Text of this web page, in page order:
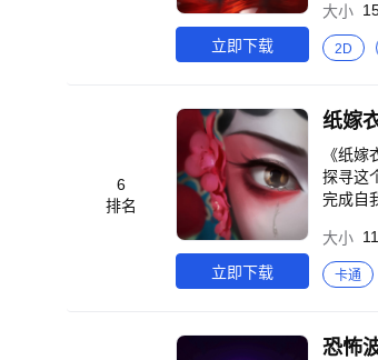
立即下载
还原老
大小
2D
6
排名
立即下载
纸嫁
《纸
探寻这
完成自
大小
卡通
恐怖